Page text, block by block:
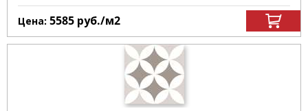
Цена: 5585 руб./м2